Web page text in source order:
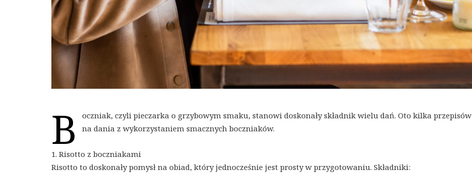
B
oczniak, czyli pieczarka o grzybowym smaku, stanowi doskonały składnik wielu dań. Oto kilka przepisów
na dania z wykorzystaniem smacznych boczniaków.
1. Risotto z boczniakami
Risotto to doskonały pomysł na obiad, który jednocześnie jest prosty w przygotowaniu. Składniki: